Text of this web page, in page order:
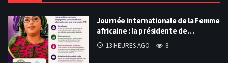
Journée internationale de la Femme
africaine : la présidente de…
13 HEURES AGO 8